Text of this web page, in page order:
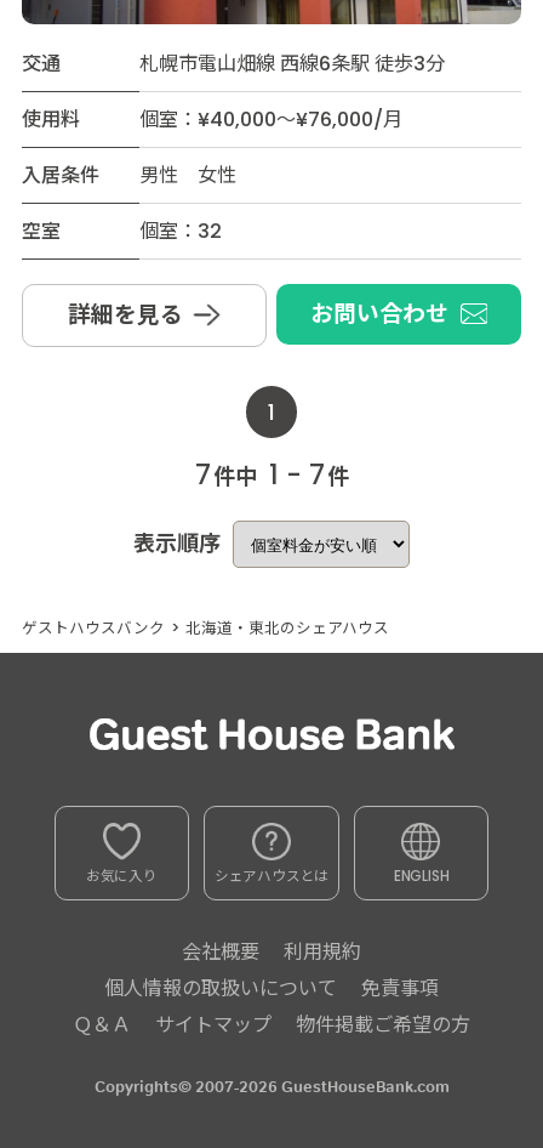
交通
札幌市電山畑線 西線6条駅 徒歩3分
使用料
個室：¥40,000～¥76,000/月
入居条件
男性 女性
空室
個室：32
詳細を見る お問い合わせ
1
7件中 1 - 7件
表示順序
ゲストハウスバンク > 北海道・東北のシェアハウス
お気に入り シェアハウスとは ENGLISH
会社概要
利用規約
個人情報の取扱いについて
免責事項
Ｑ＆Ａ
サイトマップ 物件掲載ご希望の方
Copyrights© 2007-2026 GuestHouseBank.com